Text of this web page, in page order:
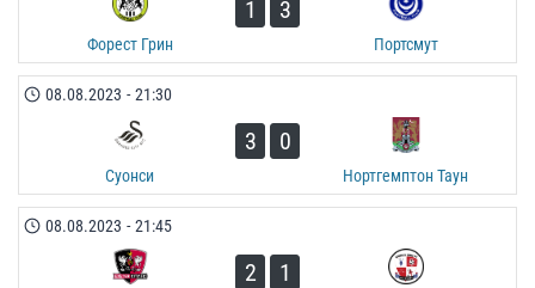
Форест Грин
1 3
Портсмут
08.08.2023 - 21:30
Суонси
3 0
Нортгемптон Таун
08.08.2023 - 21:45
2 1